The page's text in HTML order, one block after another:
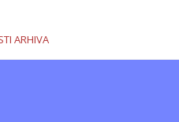
ARHIVA